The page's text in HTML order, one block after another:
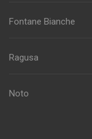
Fontane Bianche
Ragusa
Noto